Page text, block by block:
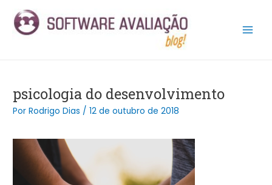
para
psicologia do desenvolvimento
PorRodrigo Dias /12 de outubro de 2018
navigation